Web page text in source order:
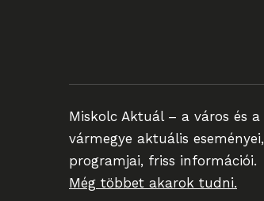
Miskolc Aktuál – a város és a
vármegye aktuális eseményei,
programjai, friss információi.
Még többet akarok tudni.